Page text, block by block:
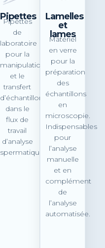
Pipettes
Pipettes
de
laboratoire
pour la
manipulation
et le
transfert
d’échantillons
dans le
flux de
travail
d’analyse
spermatique.
Lamelles
et
lames
Matériel
en verre
pour la
préparation
des
échantillons
en
microscopie.
Indispensables
pour
l’analyse
manuelle
et en
complément
de
l’analyse
automatisée.